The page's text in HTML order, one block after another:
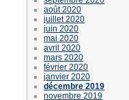
août 2020
juillet 2020
juin 2020
mai 2020
avril 2020
mars 2020
février 2020
janvier 2020
décembre 2019
novembre 2019